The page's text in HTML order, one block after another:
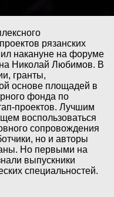
рязанских
накануне на форуме
Николай Любимов. В
гранты,
основе площадей в
фонда по
проектов. Лучшим
воспользоваться
сопровождения
но и авторы
Но первыми на
выпускники
специальностей.